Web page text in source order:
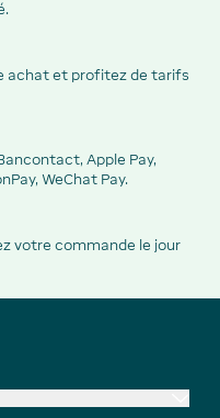
achat et profitez de tarifs
Apple Pay,
WeChat Pay.
votre commande le jour